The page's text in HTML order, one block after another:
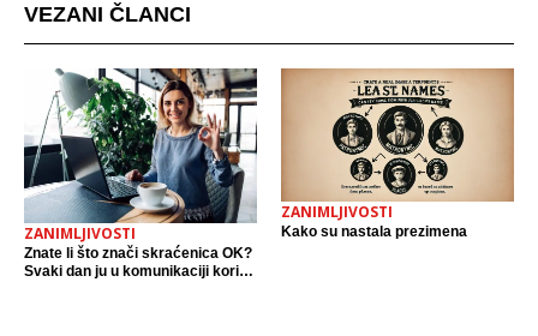
VEZANI ČLANCI
ZANIMLJIVOSTI
Znate li što znači skraćenica OK?
Svaki dan ju u komunikaciji koristi
ZANIMLJIVOSTI
Kako su nastala prezimena